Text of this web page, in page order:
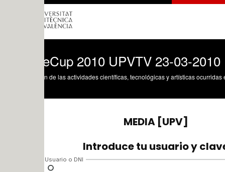
2010 UPVTV 23-03-2010
de las actividades científicas, tecnológicas y artísticas ocurridas en los tres